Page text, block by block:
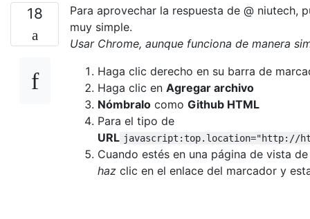
18
Para aprovechar la respuesta de @ niutech,
muy simple.
Usar Chrome, aunque funciona de manera
Haga clic derecho en su barra de
Haga clic en Agregar archivo
Nómbralo como Github HTML
Para el tipo de
URL javascript:top.location="http://
Cuando estés en una página de vista
haz clic en el enlace del marcador y